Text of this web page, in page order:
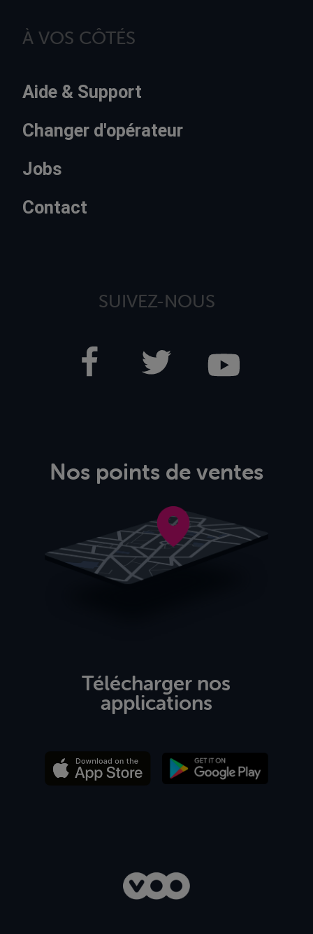
À VOS CÔTÉS
Aide & Support
Changer d'opérateur
Jobs
Contact
SUIVEZ-NOUS
Nos points de ventes
Télécharger nos
applications